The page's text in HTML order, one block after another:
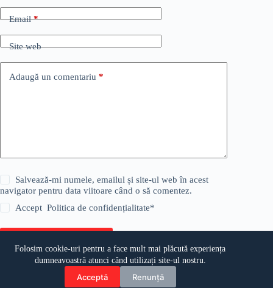
Folosim cookie-uri pentru a face mult mai plăcută experiența
dumneavoastră atunci când utilizați site-ul nostru.
Acceptă Renunță
Email*
Site web
Adaugă un comentariu *
Salvează-mi numele, emailul și site-ul web în acest
navigator pentru data viitoare când o să comentez.
AcceptPolitica de confidențialitate*